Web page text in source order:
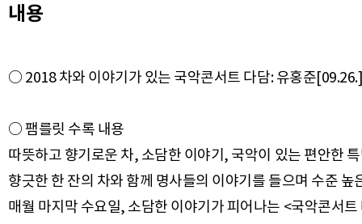
내용
○ 2018 차와 이야기가 있는 국악콘서트 다담: 유홍준
○ 팸를릿 수록 내용
따뜻하고 향기로운 차, 소담한 이야기, 국악이 있는 편안한
향긋한 한 잔의 차와 함께 명사들의 이야기를 들으며 수준
매월 마지막 수요일, 소담한 이야기가 피어나는 <국악콘서